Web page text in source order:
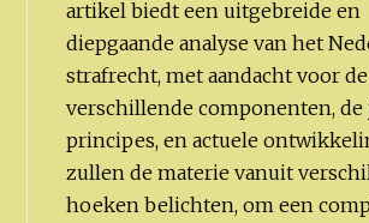
artikel biedt een uitgebreide en
diepgaande analyse van het
strafrecht, met aandacht voor de
verschillende componenten,
principes, en actuele
zullen de materie vanuit
hoeken belichten, om een